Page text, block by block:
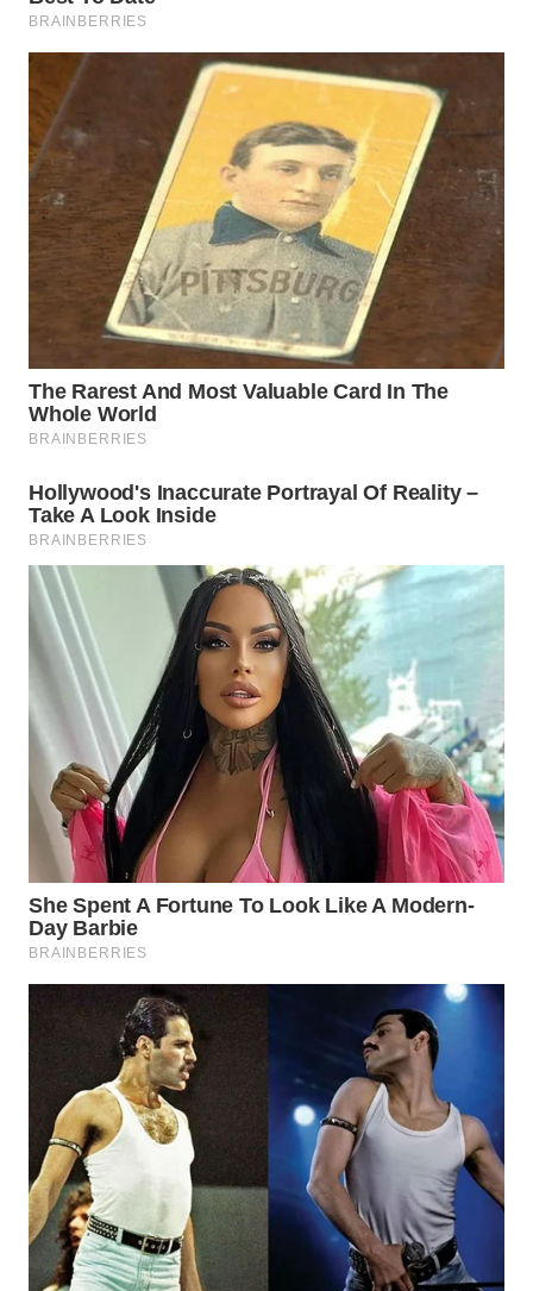
PRIANGAN
SEMARANG
WN
SOLO
BOROBUDUR
WN
MADURA
WN
NATUNA
WN
BINTAN
WN
MANDALIKA
WN
LIKUPANG
WN
LABUANBAJO
WN
WAHANA
NEWS
WAHANA
TANI